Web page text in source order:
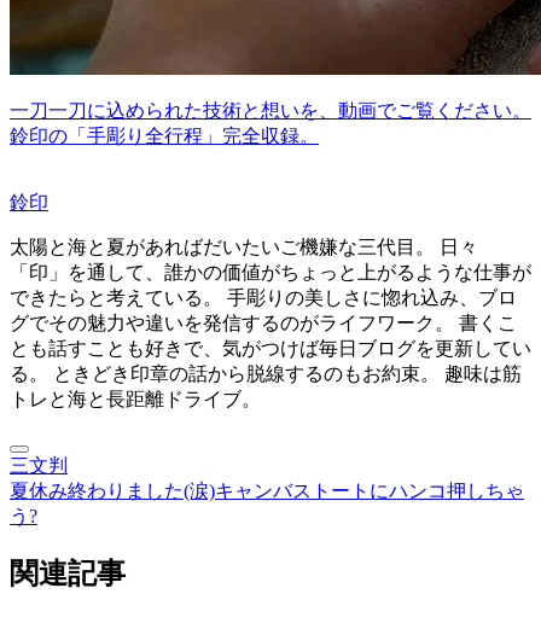
一刀一刀に込められた技術と想いを、動画でご覧ください。
鈴印の「手彫り全行程」完全収録。
鈴印
太陽と海と夏があればだいたいご機嫌な三代目。 日々
「印」を通して、誰かの価値がちょっと上がるような仕事が
できたらと考えている。 手彫りの美しさに惚れ込み、ブロ
グでその魅力や違いを発信するのがライフワーク。 書くこ
とも話すことも好きで、気がつけば毎日ブログを更新してい
る。 ときどき印章の話から脱線するのもお約束。 趣味は筋
トレと海と長距離ドライブ。
三文判
夏休み終わりました(涙)キャンバストートにハンコ押しちゃ
う?
関連記事